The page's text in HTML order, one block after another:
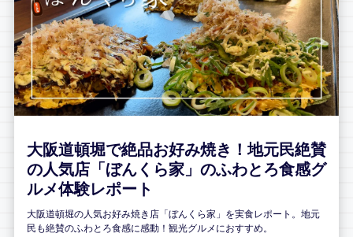
大阪道頓堀で絶品お好み焼き！地元民絶賛
の人気店「ぼんくら家」のふわとろ食感グ
ルメ体験レポート
大阪道頓堀の人気お好み焼き店「ぼんくら家」を実食レポート。地元
民も絶賛のふわとろ食感に感動！観光グルメにおすすめ。